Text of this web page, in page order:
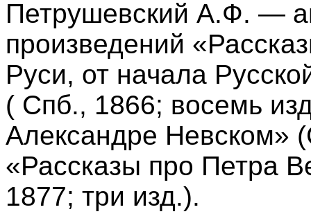
Петрушевский А.Ф. —
произведений
Руси, от начала
( Спб., 1866; восемь
Александре Невском»
«Рассказы про Петра
1877; три изд.).